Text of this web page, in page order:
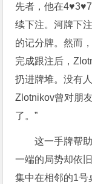
先者，他在
续下注。河牌下
的记分牌。然而
完成跟注后，
扔进牌堆。没有
Zlotnikov曾对朋
了。”
这一手牌帮
一端的局势却依
集中在相邻的1号